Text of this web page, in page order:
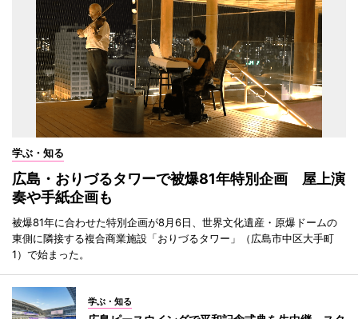
学ぶ・知る
広島・おりづるタワーで被爆81年特別企画 屋上演
奏や手紙企画も
被爆81年に合わせた特別企画が8月6日、世界文化遺産・原爆ドームの
東側に隣接する複合商業施設「おりづるタワー」（広島市中区大手町
1）で始まった。
学ぶ・知る